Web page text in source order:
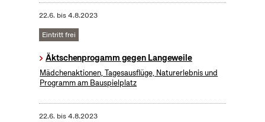
22.6. bis4.8.2023
Eintritt frei
Äktschenprogamm gegen Langeweile
Mädchenaktionen, Tagesausflüge, Naturerlebnis und
Programm am Bauspielplatz
22.6. bis4.8.2023